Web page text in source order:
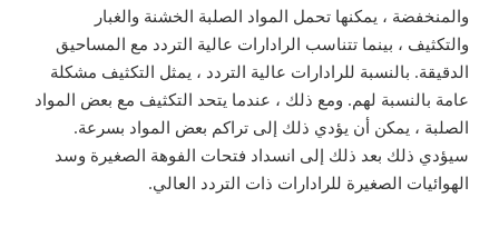
والمنخفضة ، يمكنها تحمل المواد الصلبة الخشنة والغبار
والتكثيف ، بينما تتناسب الرادارات عالية التردد مع المساحيق
الدقيقة. بالنسبة للرادارات عالية التردد ، يمثل التكثيف مشكلة
عامة بالنسبة لهم. ومع ذلك ، عندما يتحد التكثيف مع بعض المواد
الصلبة ، يمكن أن يؤدي ذلك إلى تراكم بعض المواد بسرعة.
سيؤدي ذلك بعد ذلك إلى انسداد فتحات الفوهة الصغيرة وسد
الهوائيات الصغيرة للرادارات ذات التردد العالي.